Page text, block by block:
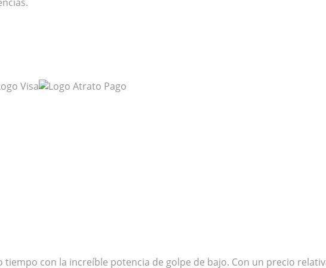
con la increíble potencia de golpe de bajo. Con un precio